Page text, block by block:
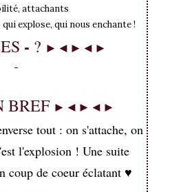
attachants
explose, qui nous enchante !
- ? ►◄►◄►
-
BREF ►◄►◄►
tout : on s'attache, on
l'explosion ! Une suite
coup de coeur éclatant ♥